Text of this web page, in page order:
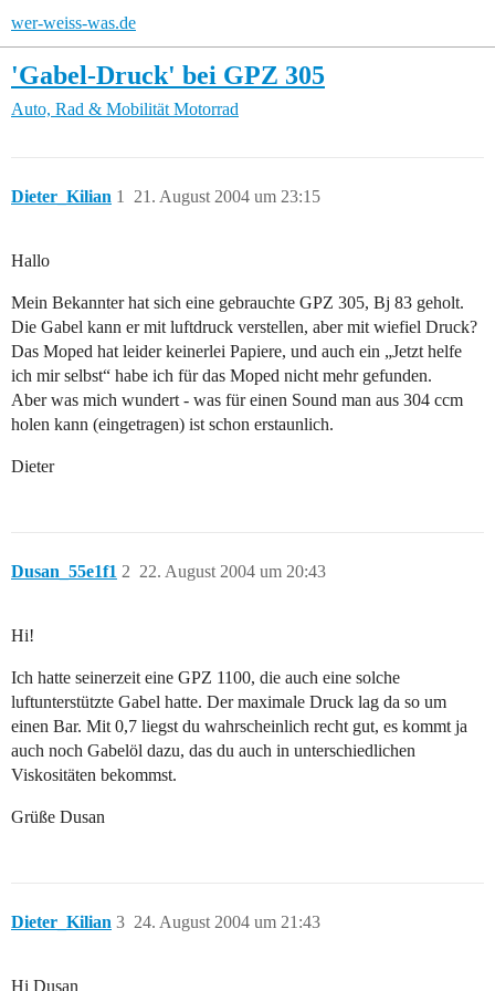
wer-weiss-was.de
'Gabel-Druck' bei GPZ 305
Auto, Rad & Mobilität Motorrad
Dieter_Kilian 21. August 2004 um 23:15
1
Hallo
Mein Bekannter hat sich eine gebrauchte GPZ 305, Bj 83 geholt.
Die Gabel kann er mit luftdruck verstellen, aber mit wiefiel Druck?
Das Moped hat leider keinerlei Papiere, und auch ein „Jetzt helfe
ich mir selbst“ habe ich für das Moped nicht mehr gefunden.
Aber was mich wundert - was für einen Sound man aus 304 ccm
holen kann (eingetragen) ist schon erstaunlich.
Dieter
Dusan_55e1f1 22. August 2004 um 20:43
2
Hi!
Ich hatte seinerzeit eine GPZ 1100, die auch eine solche
luftunterstützte Gabel hatte. Der maximale Druck lag da so um
einen Bar. Mit 0,7 liegst du wahrscheinlich recht gut, es kommt ja
auch noch Gabelöl dazu, das du auch in unterschiedlichen
Viskositäten bekommst.
Grüße Dusan
Dieter_Kilian 24. August 2004 um 21:43
3
Hi Dusan